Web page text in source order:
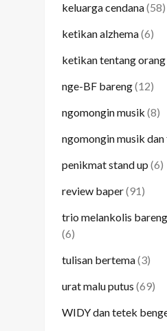
keluarga cendana(58)
ketikan alzhema(6)
ketikan tentang orang
nge-BF bareng(12)
ngomongin musik (8)
ngomongin musik
penikmat stand up (6)
review baper(91)
trio melankolis
(6)
tulisan bertema(3)
urat malu putus (69)
WIDY dan tetek